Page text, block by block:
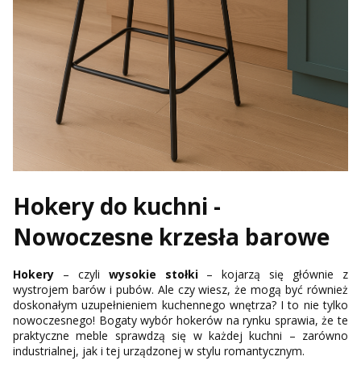
Hokery do kuchni -
Nowoczesne krzesła barowe
Hokery – czyli wysokie stołki– kojarzą się głównie z
wystrojem barów i pubów. Ale czy wiesz, że mogą być również
doskonałym uzupełnieniem kuchennego wnętrza? I to nie tylko
nowoczesnego! Bogaty wybór hokerów na rynku sprawia, że te
praktyczne meble sprawdzą się w każdej kuchni – zarówno
industrialnej, jak i tej urządzonej w stylu romantycznym.